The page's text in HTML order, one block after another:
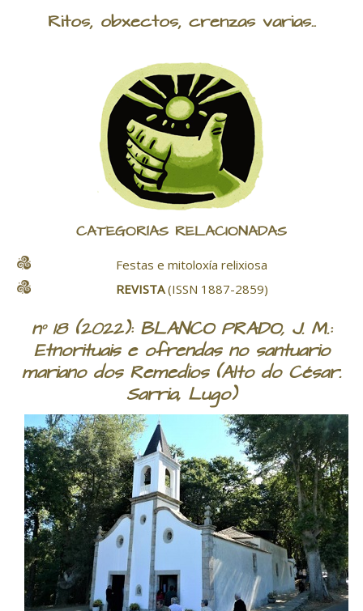
Ritos, obxectos, crenzas varias..
CATEGORÍAS RELACIONADAS
Festas e mitoloxía relixiosa
REVISTA(ISSN 1887-2859)
nº 18 (2022): BLANCO PRADO, J. M.:
Etnorituais e ofrendas no santuario
mariano dos Remedios (Alto do César.
Sarria, Lugo)